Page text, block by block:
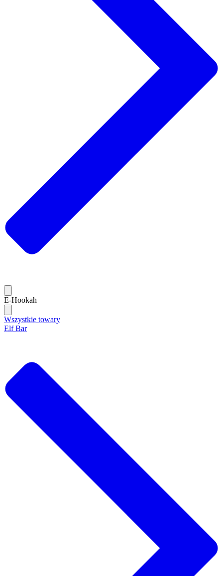
E-Hookah
Wszystkie towary
Elf Bar